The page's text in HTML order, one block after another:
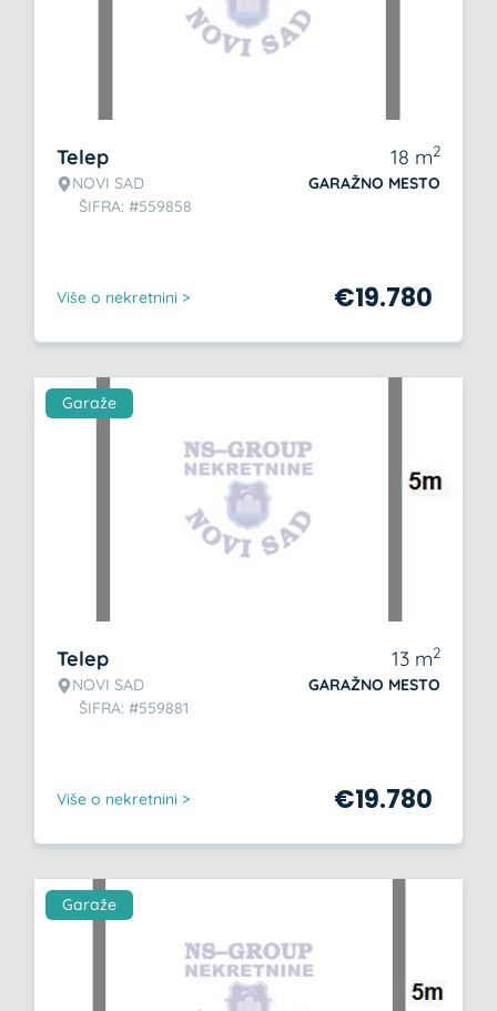
Telep
NOVI SAD
ŠIFRA: #559858
18 m2
GARAŽNO MESTO
Više o nekretnini > €19.780
Garaže
Telep
NOVI SAD
ŠIFRA: #559881
13 m2
GARAŽNO MESTO
Više o nekretnini > €19.780
Garaže